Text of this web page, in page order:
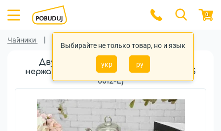
Выбирайте не только товар, но и язык
укр ру
0
Чайники
Двухъярусный чайник O.M.S. 8012
нержавеющая сталь 4 предмета (OMS
8012-L)